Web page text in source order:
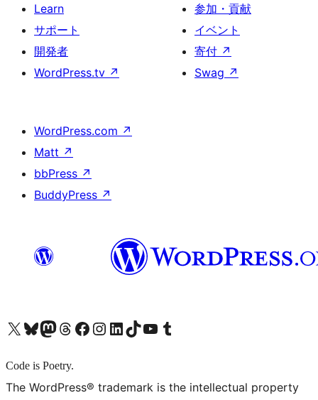
Learn
サポート
開発者
WordPress.tv ↗
参加・貢献
イベント
寄付 ↗
Swag ↗
WordPress.com ↗
Matt ↗
bbPress ↗
BuddyPress ↗
X (旧 Twitter) アカウントへBluesky アカウントへMastodon アカウントへThreads アカウントへ Facebook ページへInstagram アカウントへ LinkedIn アカウントへTikTok アカウントへYouTube チャンネルへ Tumblr アカウントへ
Code is Poetry.
The WordPress® trademark is the intellectual property